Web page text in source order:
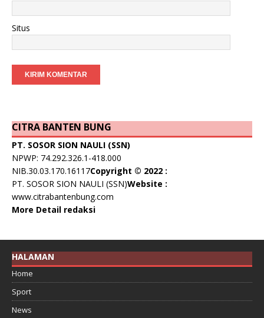
Situs
CITRA BANTEN BUNG
PT. SOSOR SION NAULI (SSN)
NPWP: 74.292.326.1-418.000
NIB.30.03.170.16117Copyright © 2022 :
PT. SOSOR SION NAULI (SSN)Website :
www.citrabantenbung.com
More Detail redaksi
HALAMAN
Home
Sport
News